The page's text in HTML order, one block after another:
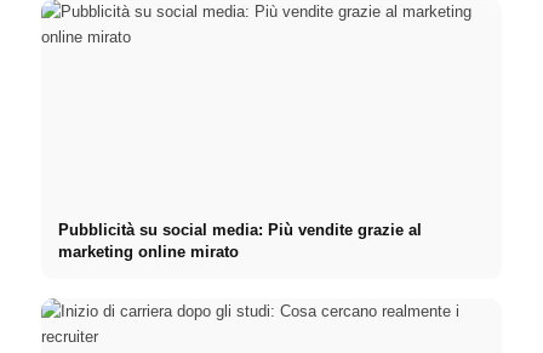
Pubblicità su social media: Più vendite grazie al
marketing online mirato